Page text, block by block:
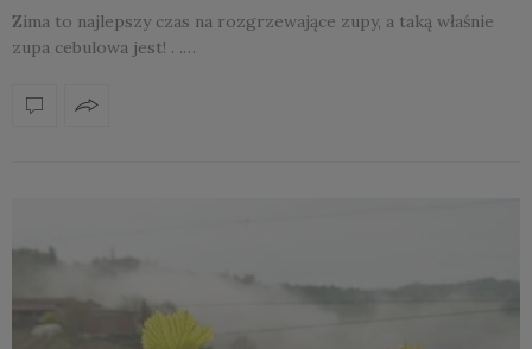
Zima to najlepszy czas na rozgrzewające zupy, a taką właśnie
zupa cebulowa jest! . .…